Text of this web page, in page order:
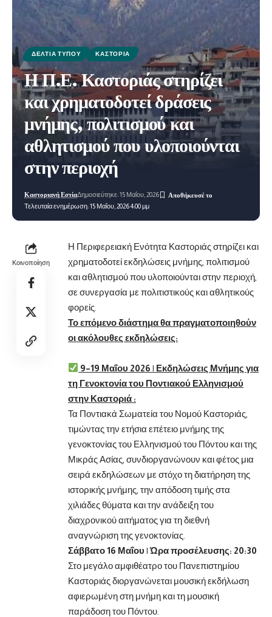
ΔΕΛΤΊΑ ΤΎΠΟΥ ΚΑΣΤΟΡΙΆ
Η Π.Ε. Καστοριάς στηρίζει
και χρηματοδοτεί δράσεις
μνήμης, πολιτισμού και
αθλητισμού που υλοποιούνται
στην περιοχή
Τελευταία ενημέρωση: 15 Μαΐου, 2026 4:00 μμ
Καστοριανή ΕστίαΔημοσιεύτηκε: 15 Μαΐου, 2026
Κοινοποίηση
Η Περιφερειακή Ενότητα Καστοριάς στηρίζει και
χρηματοδοτεί εκδηλώσεις μνήμης, πολιτισμού
και αθλητισμού που υλοποιούνται στην περιοχή,
σε συνεργασία με πολιτιστικούς και αθλητικούς
φορείς.
Το επόμενο διάστημα θα πραγματοποιηθούν
οι ακόλουθες εκδηλώσεις:
9–19 Μαΐου 2026 | Εκδηλώσεις Μνήμης για
τη Γενοκτονία του Ποντιακού Ελληνισμού
στην Καστοριά :
Τα Ποντιακά Σωματεία του Νομού Καστοριάς,
τιμώντας την ετήσια επέτειο μνήμης της
γενοκτονίας του Ελληνισμού του Πόντου και της
Μικράς Ασίας, συνδιοργανώνουν και φέτος μια
σειρά εκδηλώσεων με στόχο τη διατήρηση της
ιστορικής μνήμης, την απόδοση τιμής στα
χιλιάδες θύματα και την ανάδειξη του
διαχρονικού αιτήματος για τη διεθνή
αναγνώριση της γενοκτονίας.
Σάββατο 16 Μαΐου | Ώρα προσέλευσης: 20:30
Στο μεγάλο αμφιθέατρο του Πανεπιστημίου
Καστοριάς διοργανώνεται μουσική εκδήλωση
αφιερωμένη στη μνήμη και τη μουσική
παράδοση του Πόντου.